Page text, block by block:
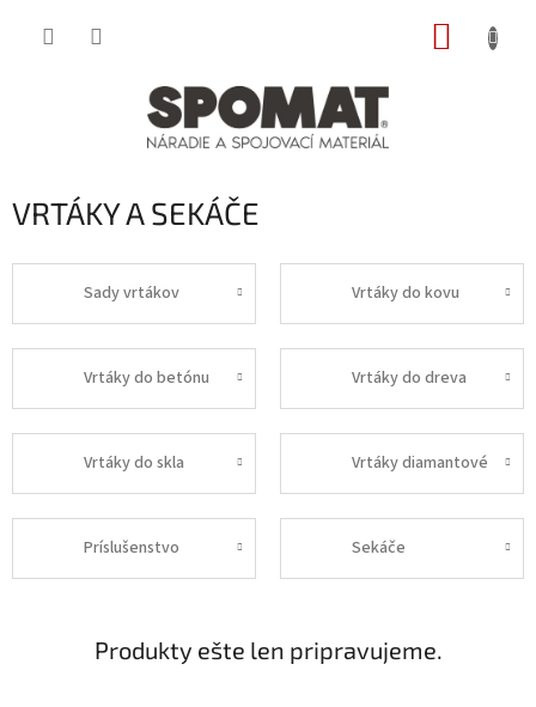
VRTÁKY A SEKÁČE
Sady vrtákov Vrtáky do kovu
Vrtáky do betónu Vrtáky do dreva
Vrtáky do skla Vrtáky diamantové
Príslušenstvo Sekáče
Produkty ešte len pripravujeme.